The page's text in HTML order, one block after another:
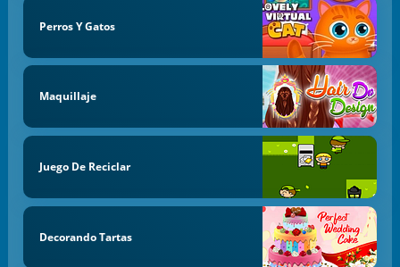
Perros Y Gatos
Maquillaje
Juego De Reciclar
Decorando Tartas